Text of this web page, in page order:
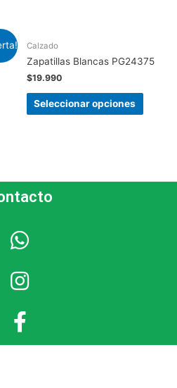
Calzado
Zapatillas Blancas PG24375
$19.990
Seleccionar opciones